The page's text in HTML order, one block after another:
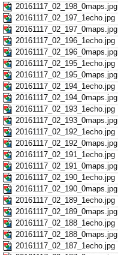
20161117_02_198_0maps.jpg
20161117_02_197_1echo.jpg
20161117_02_197_0maps.jpg
20161117_02_196_1echo.jpg
20161117_02_196_0maps.jpg
20161117_02_195_1echo.jpg
20161117_02_195_0maps.jpg
20161117_02_194_1echo.jpg
20161117_02_194_0maps.jpg
20161117_02_193_1echo.jpg
20161117_02_193_0maps.jpg
20161117_02_192_1echo.jpg
20161117_02_192_0maps.jpg
20161117_02_191_1echo.jpg
20161117_02_191_0maps.jpg
20161117_02_190_1echo.jpg
20161117_02_190_0maps.jpg
20161117_02_189_1echo.jpg
20161117_02_189_0maps.jpg
20161117_02_188_1echo.jpg
20161117_02_188_0maps.jpg
20161117_02_187_1echo.jpg